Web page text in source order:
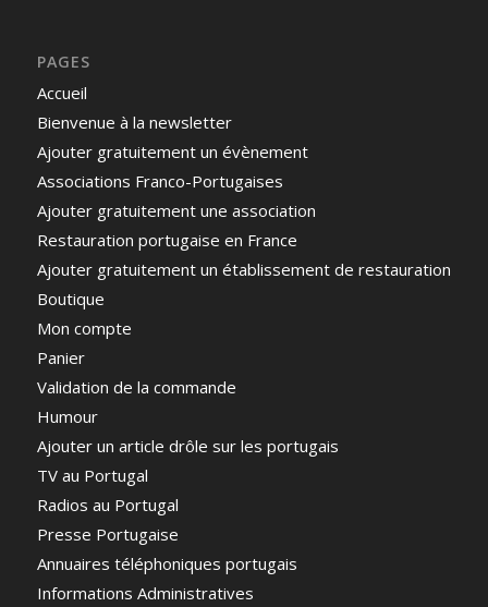
PAGES
Accueil
Bienvenue à la newsletter
Ajouter gratuitement un évènement
Associations Franco-Portugaises
Ajouter gratuitement une association
Restauration portugaise en France
Ajouter gratuitement un établissement de restauration
Boutique
Mon compte
Panier
Validation de la commande
Humour
Ajouter un article drôle sur les portugais
TV au Portugal
Radios au Portugal
Presse Portugaise
Annuaires téléphoniques portugais
Informations Administratives